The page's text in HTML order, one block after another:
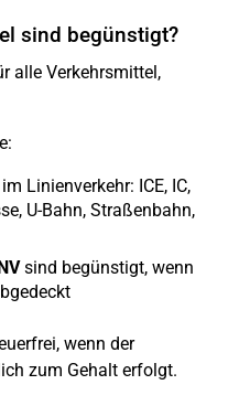
sind begünstigt?
alle Verkehrsmittel,
Linienverkehr: ICE, IC,
U-Bahn, Straßenbahn,
sind begünstigt, wenn
wenn der
zum Gehalt erfolgt.